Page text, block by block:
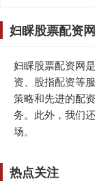
妇睬股票配资网
妇睬股票配资网
资、股指配资等
策略和先进的配
务。此外，我们
场。
热点关注